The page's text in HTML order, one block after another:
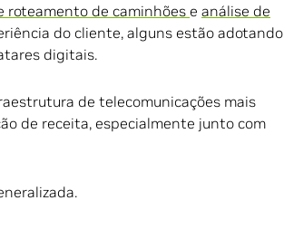
roteamento de caminhões e análise de
do cliente, alguns estão adotando
digitais.
de telecomunicações mais
de receita, especialmente junto com